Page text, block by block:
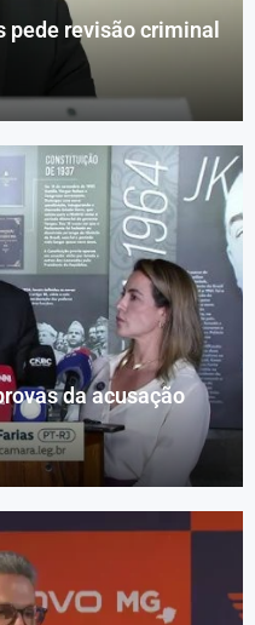
pede revisão criminal
da acusação